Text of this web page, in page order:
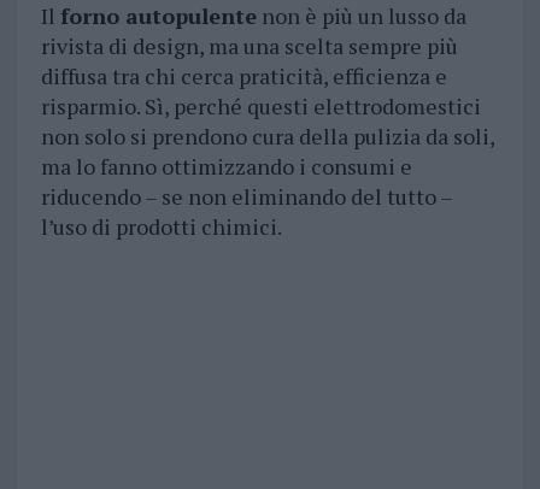
Il forno autopulentenon è più un lusso da
rivista di design, ma una scelta sempre più
diffusa tra chi cerca praticità, efficienza e
risparmio. Sì, perché questi elettrodomestici
non solo si prendono cura della pulizia da soli,
ma lo fanno ottimizzando i consumi e
riducendo – se non eliminando del tutto –
l’uso di prodotti chimici.